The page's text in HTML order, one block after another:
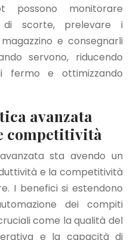
possono monitorare
di scorte, prelevare i
e consegnarli
servono, riducendo
fermo e ottimizzando
avanzata
competitività
sta avendo un
e la competitività
I benefici si estendono
dei compiti
come la qualità del
e la capacità di